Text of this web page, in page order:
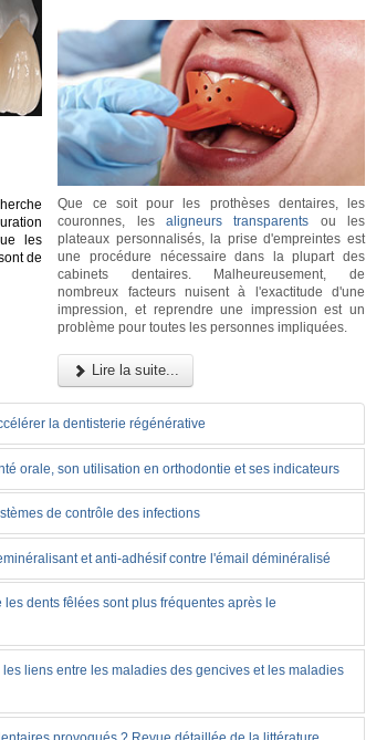
les
de
Que ce soit pour les prothèses dentaires, les
couronnes, les aligneurs transparents ou les
plateaux personnalisés, la prise d'empreintes est
une procédure nécessaire dans la plupart des
cabinets dentaires. Malheureusement, de
nombreux facteurs nuisent à l'exactitude d'une
impression, et reprendre une impression est un
problème pour toutes les personnes impliquées.
Lire la suite...
la dentisterie régénérative
orale, son utilisation en orthodontie et ses indicateurs
de contrôle des infections
et anti-adhésif contre l'émail déminéralisé
dents fêlées sont plus fréquentes après le
liens entre les maladies des gencives et les maladies